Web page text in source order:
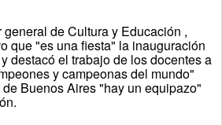
de Cultura y Educación ,
que "es una fiesta" la inauguración
destacó el trabajo de los docentes a
y campeonas del mundo"
Buenos Aires "hay un equipazo"